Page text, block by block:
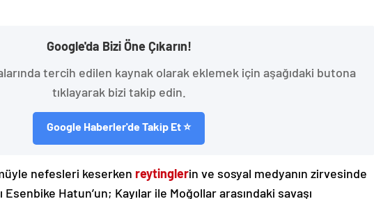
Google'da Bizi Öne Çıkarın!
tercih edilen kaynak olarak eklemek için aşağıdaki butona
tıklayarak bizi takip edin.
Google Haberler'de Takip Et ⭐
nefesleri keserken reytinglerin ve sosyal medyanın zirvesinde
Esenbike Hatun’un; Kayılar ile Moğollar arasındaki savaşı